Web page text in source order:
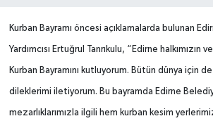
Kurban Bayramı öncesi açıklamalarda bulunan
Yardımcısı Ertuğrul Tanrıkulu, “Edirne halkımızın
Kurban Bayramını kutluyorum. Bütün dünya için
dileklerimi iletiyorum. Bu bayramda Edirne
mezarlıklarımızla ilgili hem kurban kesim